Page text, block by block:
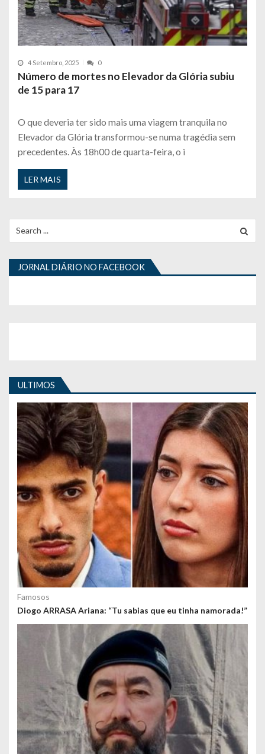
4 Setembro, 2025 0
Número de mortes no Elevador da Glória subiu
de 15 para 17
O que deveria ter sido mais uma viagem tranquila no
Elevador da Glória transformou-se numa tragédia sem
precedentes. Às 18h00 de quarta-feira, o i
LER MAIS
for:
JORNAL DIÁRIO NO FACEBOOK
ULTIMOS
Famosos
Diogo ARRASA Ariana: “Tu sabias que eu tinha namorada!”